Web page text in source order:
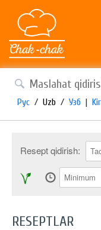
Рус / Uzb / Узб |
Resept qidirish:
RESEPTLAR